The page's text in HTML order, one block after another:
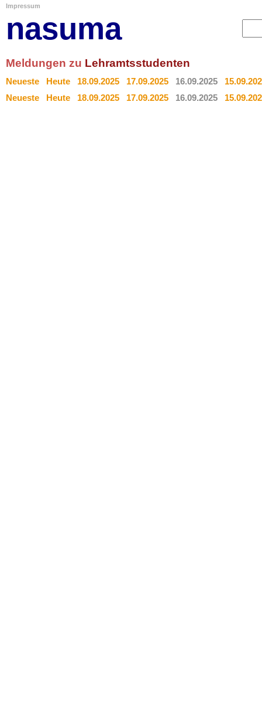
Impressum
nasuma
Meldungen zu Lehramtsstudenten
Neueste Heute 18.09.2025 17.09.2025 16.09.2025
Neueste
Heute 18.09.2025 17.09.2025 16.09.2025